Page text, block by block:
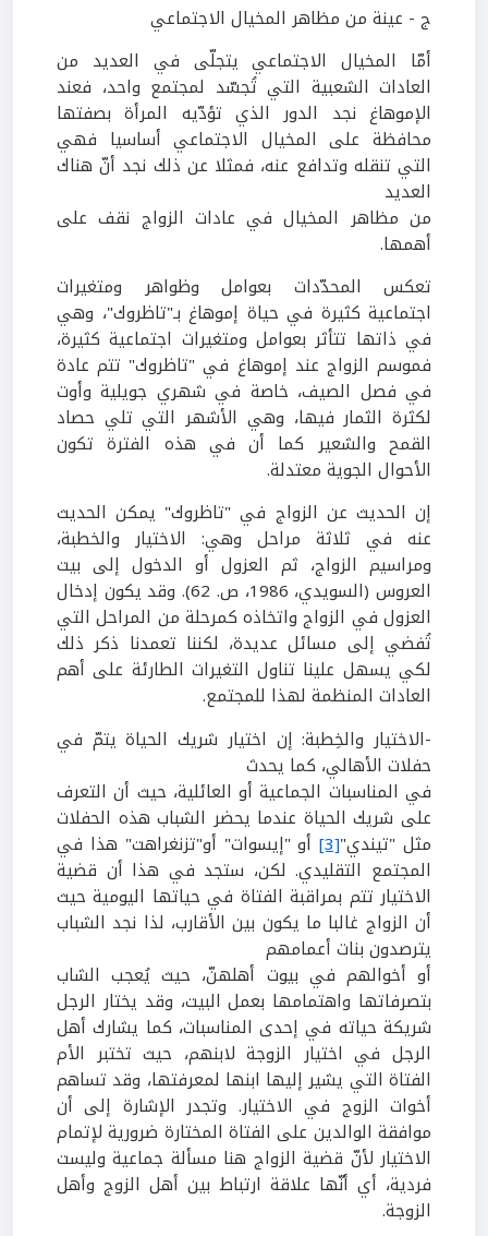
ج - عينة من مظاهر المخيال الاجتماعي
أمّا المخيال الاجتماعي يتجلّى في العديد من
العادات الشعبية التي تُجسّد لمجتمع واحد، فعند
الإموهاغ نجد الدور الذي تؤدّيه المرأة بصفتها
محافظة على المخيال الاجتماعي أساسيا فهي
التي تنقله وتدافع عنه، فمثلا عن ذلك نجد أنّ هناك
العديد
من مظاهر المخيال في عادات الزواج نقف على
أهمها.
تعكس المحدّدات بعوامل وظواهر ومتغيرات
اجتماعية كثيرة في حياة إموهاغ بـ"تاظروك"، وهي
في ذاتها تتأثر بعوامل ومتغيرات اجتماعية كثيرة،
فموسم الزواج عند إموهاغ في "تاظروك" تتم عادة
في فصل الصيف، خاصة في شهري جويلية وأوت
لكثرة الثمار فيها، وهي الأشهر التي تلي حصاد
القمح والشعير كما أن في هذه الفترة تكون
الأحوال الجوية معتدلة.
إن الحديث عن الزواج في "تاظروك" يمكن الحديث
عنه في ثلاثة مراحل وهي: الاختيار والخطبة،
ومراسيم الزواج، ثم العزول أو الدخول إلى بيت
العروس (السويدي، 1986، ص. 62). وقد يكون إدخال
العزول في الزواج واتخاذه كمرحلة من المراحل التي
تُفضي إلى مسائل عديدة، لكننا تعمدنا ذكر ذلك
لكي يسهل علينا تناول التغيرات الطارئة على أهم
العادات المنظمة لهذا للمجتمع.
-الاختيار والخِطبة: إن اختيار شريك الحياة يتمّ في
حفلات الأهالي، كما يحدث
في المناسبات الجماعية أو العائلية، حيث أن التعرف
على شريك الحياة عندما يحضر الشباب هذه الحفلات
مثل "تيندي"[3]أو "إيسوات" أو"تزنغراهت" هذا في
المجتمع التقليدي. لكن، ستجد في هذا أن قضية
الاختيار تتم بمراقبة الفتاة في حياتها اليومية حيث
أن الزواج غالبا ما يكون بين الأقارب، لذا نجد الشباب
يترصدون بنات أعمامهم
أو أخوالهم في بيوت أهلهنّ، حيث يُعجب الشاب
بتصرفاتها واهتمامها بعمل البيت، وقد يختار الرجل
شريكة حياته في إحدى المناسبات، كما يشارك أهل
الرجل في اختيار الزوجة لابنهم، حيث تختبر الأم
الفتاة التي يشير إليها ابنها لمعرفتها، وقد تساهم
أخوات الزوج في الاختيار. وتجدر الإشارة إلى أن
موافقة الوالدين على الفتاة المختارة ضرورية لإتمام
الاختيار لأنّ قضية الزواج هنا مسألة جماعية وليست
فردية، أي أنّها علاقة ارتباط بين أهل الزوج وأهل
الزوجة.